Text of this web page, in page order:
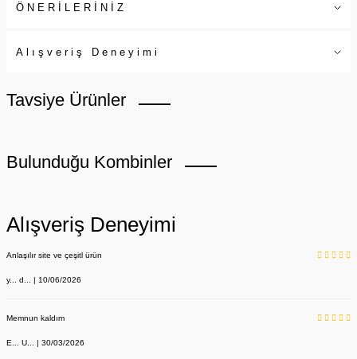
ÖNERİLERİNİZ
Alışveriş Deneyimi
Tavsiye Ürünler
Bulunduğu Kombinler
Alışveriş Deneyimi
Anlaşılır site ve çeşitl ürün
y... d... | 10/06/2026
Memnun kaldım
E... U... | 30/03/2026